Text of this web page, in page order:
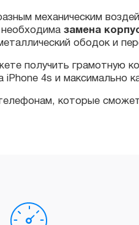
грамотную
4s и максимально
которые сможете